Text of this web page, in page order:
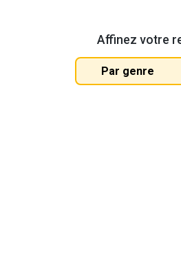
Affinez votre
Tous
les